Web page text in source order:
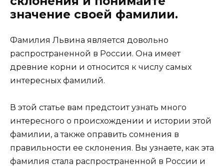
значение своей фамилии.
Фамилия Львина является довольно
распространенной в России. Она имеет
древние корни и относится к числу самых
интересных фамилий.
В этой статье вам предстоит узнать много
интересного о происхождении и истории этой
фамилии, а также оправить сомнения в
правильности ее склонения. Вы узнаете, как эта
фамилия стала распространенной в России и